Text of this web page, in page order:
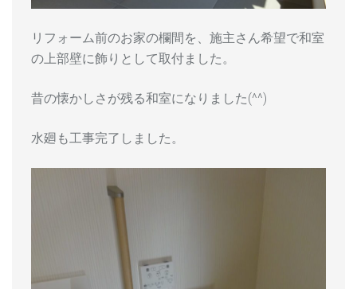
リフォーム前のお家の欄間を、施主さん希望で和室
の上部壁に飾りとして取付ました。
昔の懐かしさが残る和室になりました(^^)
水廻も工事完了しました。